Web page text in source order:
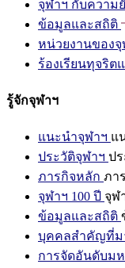
จุฬาฯ กับความ
ข้อมูลและสถิติ
หน่วยงานของจุ
ร้องเรียนทุจริ
รู้จักจุฬาฯ
แนะนำจุฬาฯ แ
ประวัติจุฬาฯ ป
ภารกิจหลัก ภา
จุฬาฯ 100 ปี จุฬ
ข้อมูลและสถิติ
บุคคลสำคัญที่ม
การจัดอันดับม